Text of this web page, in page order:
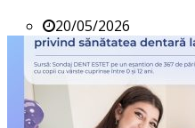
20/05/2026